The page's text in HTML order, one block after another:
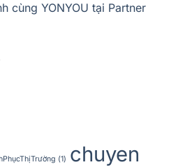
cùng YONYOU tại Partner
(1) chuyen